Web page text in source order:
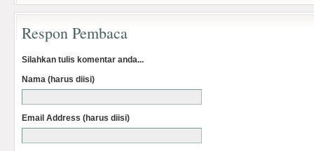
Respon Pembaca
Silahkan tulis komentar anda...
Nama (harus diisi)
Email Address (harus diisi)